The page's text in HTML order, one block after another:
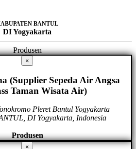
BANTUL
DI Yogyakarta
Produsen
×
(Supplier Sepeda Air Angsa
Taman Wisata Air)
Pleret Bantul Yogyakarta
DI Yogyakarta, Indonesia
Produsen
×